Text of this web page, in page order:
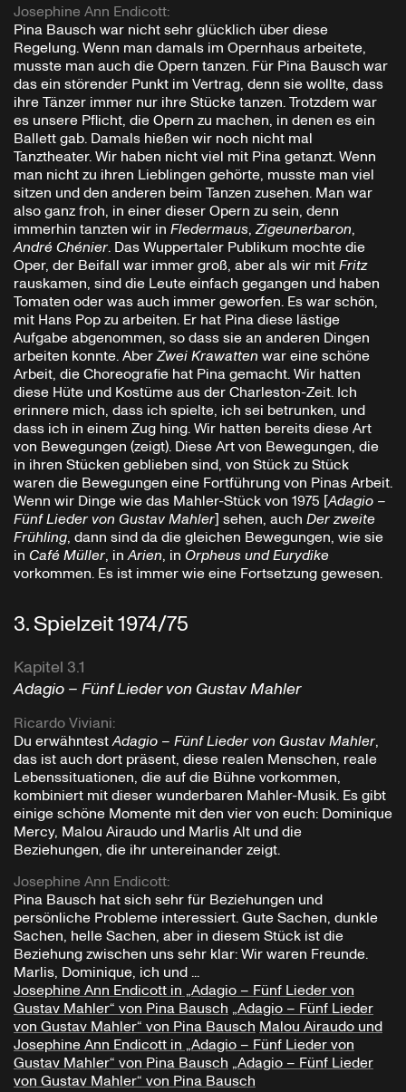
Josephine Ann Endicott:
Pina Bausch war nicht sehr glücklich über diese
Regelung. Wenn man damals im Opernhaus arbeitete,
musste man auch die Opern tanzen. Für Pina Bausch war
das ein störender Punkt im Vertrag, denn sie wollte, dass
ihre Tänzer immer nur ihre Stücke tanzen. Trotzdem war
es unsere Pflicht, die Opern zu machen, in denen es ein
Ballett gab. Damals hießen wir noch nicht mal
Tanztheater. Wir haben nicht viel mit Pina getanzt. Wenn
man nicht zu ihren Lieblingen gehörte, musste man viel
sitzen und den anderen beim Tanzen zusehen. Man war
also ganz froh, in einer dieser Opern zu sein, denn
immerhin tanzten wir in Fledermaus,Zigeunerbaron,
André Chénier. Das Wuppertaler Publikum mochte die
Oper, der Beifall war immer groß, aber als wir mitFritz
rauskamen, sind die Leute einfach gegangen und haben
Tomaten oder was auch immer geworfen. Es war schön,
mit Hans Pop zu arbeiten. Er hat Pina diese lästige
Aufgabe abgenommen, so dass sie an anderen Dingen
arbeiten konnte. AberZwei Krawatten war eine schöne
Arbeit, die Choreografie hat Pina gemacht. Wir hatten
diese Hüte und Kostüme aus der Charleston-Zeit. Ich
erinnere mich, dass ich spielte, ich sei betrunken, und
dass ich in einem Zug hing. Wir hatten bereits diese Art
von Bewegungen (zeigt). Diese Art von Bewegungen, die
in ihren Stücken geblieben sind, von Stück zu Stück
waren die Bewegungen eine Fortführung von Pinas Arbeit.
Wenn wir Dinge wie das Mahler-Stück von 1975 [Adagio –
Fünf Lieder von Gustav Mahler] sehen, auch Der zweite
Frühling, dann sind da die gleichen Bewegungen, wie sie
in Café Müller, inArien, in Orpheus und Eurydike
vorkommen. Es ist immer wie eine Fortsetzung gewesen.
3.Spielzeit 1974/75
Kapitel 3.1
Adagio – Fünf Lieder von Gustav Mahler
Ricardo Viviani:
Du erwähntestAdagio – Fünf Lieder von Gustav Mahler,
das ist auch dort präsent, diese realen Menschen, reale
Lebenssituationen, die auf die Bühne vorkommen,
kombiniert mit dieser wunderbaren Mahler-Musik. Es gibt
einige schöne Momente mit den vier von euch: Dominique
Mercy, Malou Airaudo und Marlis Alt und die
Beziehungen, die ihr untereinander zeigt.
Josephine Ann Endicott:
Pina Bausch hat sich sehr für Beziehungen und
persönliche Probleme interessiert. Gute Sachen, dunkle
Sachen, helle Sachen, aber in diesem Stück ist die
Beziehung zwischen uns sehr klar: Wir waren Freunde.
Marlis, Dominique, ich und ...
Josephine Ann Endicott in „Adagio – Fünf Lieder von
Gustav Mahler“ von Pina Bausch „Adagio – Fünf Lieder
von Gustav Mahler“ von Pina Bausch Malou Airaudo und
Josephine Ann Endicott in „Adagio – Fünf Lieder von
Gustav Mahler“ von Pina Bausch „Adagio – Fünf Lieder
von Gustav Mahler“ von Pina Bausch